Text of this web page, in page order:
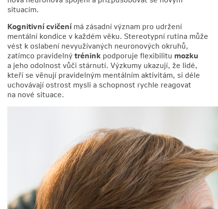
situacím.
Kognitivní cvičenímá zásadní význam pro udržení
mentální kondice v každém věku. Stereotypní rutina může
vést k oslabení nevyužívaných neuronových okruhů,
zatímco pravidelnýtrénink podporuje flexibilitu mozku
a jeho odolnost vůči stárnutí. Výzkumy ukazují, že lidé,
kteří se věnují pravidelným mentálním aktivitám, si déle
uchovávají ostrost mysli a schopnost rychle reagovat
na nové situace.